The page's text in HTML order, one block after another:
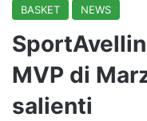
BASKET NEWS
MVP di
salienti